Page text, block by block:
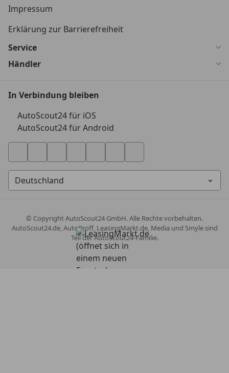
Impressum
Erklärung zur Barrierefreiheit
Service
Händler
In Verbindung bleiben
AutoScout24 für iOS
AutoScout24 für Android
© CopyrightAutoScout24 GmbH. Alle Rechte vorbehalten.
AutoScout24.de, AutoProff, LeasingMarkt.de, Media und Smyle sind
Teil der AutoScout24-Familie.